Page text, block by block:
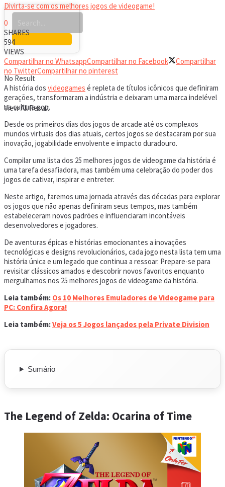
No Result
View All Result
Divirta-se com os melhores jogos de videogame!
0
SHARES
594
VIEWS
Compartilhar no WhatsappCompartilhar no Facebook
Compartilhar
no TwitterCompartilhar no pinterest
A história dos videogames é repleta de títulos icônicos que definiram
gerações, transformaram a indústria e deixaram uma marca indelével
na cultura pop.
Desde os primeiros dias dos jogos de arcade até os complexos
mundos virtuais dos dias atuais, certos jogos se destacaram por sua
inovação, jogabilidade envolvente e impacto duradouro.
Compilar uma lista dos 25 melhores jogos de videogame da história é
uma tarefa desafiadora, mas também uma celebração do poder dos
jogos de cativar, inspirar e entreter.
Neste artigo, faremos uma jornada através das décadas para explorar
os jogos que não apenas definiram seus tempos, mas também
estabeleceram novos padrões e influenciaram incontáveis
desenvolvedores e jogadores.
De aventuras épicas e histórias emocionantes a inovações
tecnológicas e designs revolucionários, cada jogo nesta lista tem uma
história única e um legado que continua a ressoar. Prepare-se para
revisitar clássicos amados e descobrir novos favoritos enquanto
mergulhamos nos 25 melhores jogos de videogame da história.
Leia também: Os 10 Melhores Emuladores de Videogame para
PC: Confira Agora!
Leia também:Veja os 5 Jogos lançados pela Private Division
Sumário
The Legend of Zelda: Ocarina of Time